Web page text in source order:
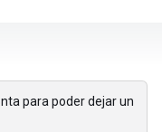
para poder dejar un